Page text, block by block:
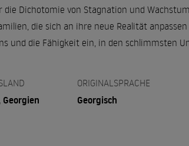
Dichotomie von Stagnation und
die sich an ihre neue Realität
und die Fähigkeit ein, in den schlimmsten
ORIGINALSPRACHE
Georgisch